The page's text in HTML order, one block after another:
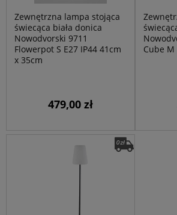
Zewnętrzna lampa stojąca
świecąca biała donica
Nowodvorski 9711
Flowerpot S E27 IP44 41cm
x 35cm
479,00 zł
Cube M